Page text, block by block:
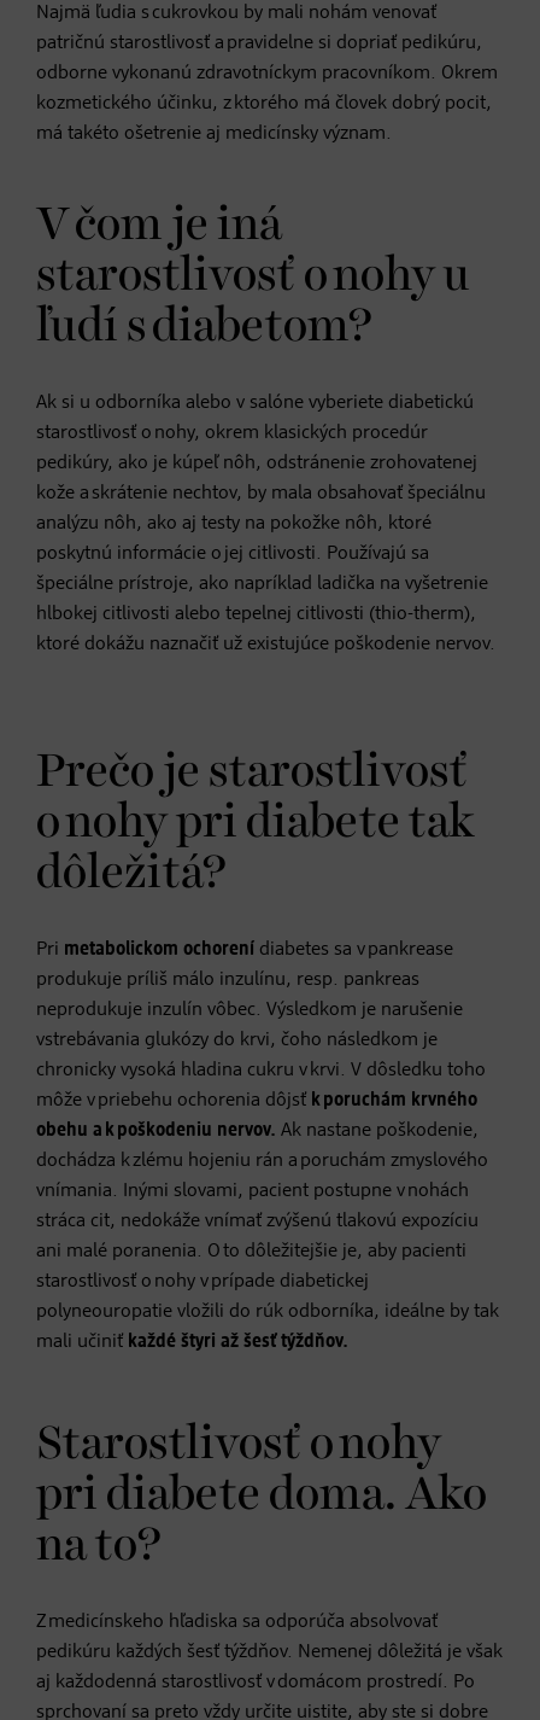
Najmä ľudia s cukrovkou by mali nohám venovať
patričnú starostlivosť a pravidelne si dopriať pedikúru,
odborne vykonanú zdravotníckym pracovníkom. Okrem
kozmetického účinku, z ktorého má človek dobrý pocit,
má takéto ošetrenie aj medicínsky význam.
V čom je iná
starostlivosť o nohy u
ľudí s diabetom?
Ak si u odborníka alebo v salóne vyberiete diabetickú
starostlivosť o nohy, okrem klasických procedúr
pedikúry, ako je kúpeľ nôh, odstránenie zrohovatenej
kože a skrátenie nechtov, by mala obsahovať špeciálnu
analýzu nôh, ako aj testy na pokožke nôh, ktoré
poskytnú informácie o jej citlivosti. Používajú sa
špeciálne prístroje, ako napríklad ladička na vyšetrenie
hlbokej citlivosti alebo tepelnej citlivosti (thio-therm),
ktoré dokážu naznačiť už existujúce poškodenie nervov.
Prečo je starostlivosť
o nohy pri diabete tak
dôležitá?
Pri metabolickom ochorení diabetes sa v pankrease
produkuje príliš málo inzulínu, resp. pankreas
neprodukuje inzulín vôbec. Výsledkom je narušenie
vstrebávania glukózy do krvi, čoho následkom je
chronicky vysoká hladina cukru v krvi. V dôsledku toho
môže v priebehu ochorenia dôjsť k poruchám krvného
obehu a k poškodeniu nervov. Ak nastane poškodenie,
dochádza k zlému hojeniu rán a poruchám zmyslového
vnímania. Inými slovami, pacient postupne v nohách
stráca cit, nedokáže vnímať zvýšenú tlakovú expozíciu
ani malé poranenia. O to dôležitejšie je, aby pacienti
starostlivosť o nohy v prípade diabetickej
polyneouropatie vložili do rúk odborníka, ideálne by tak
mali učiniť každé štyri až šesť týždňov.
Starostlivosť o nohy
pri diabete doma. Ako
na to?
Z medicínskeho hľadiska sa odporúča absolvovať
pedikúru každých šesť týždňov. Nemenej dôležitá je však
aj každodenná starostlivosť v domácom prostredí. Po
sprchovaní sa preto vždy určite uistite, aby ste si dobre